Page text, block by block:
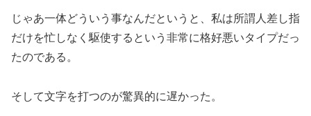
じゃあ一体どういう事なんだというと、私は所謂人差し指
だけを忙しなく駆使するという非常に格好悪いタイプだっ
たのである。
そして文字を打つのが驚異的に遅かった。